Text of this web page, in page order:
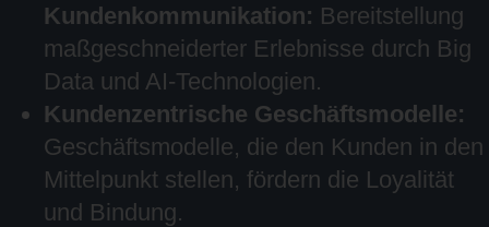
Kundenkommunikation: Bereitstellung
maßgeschneiderter Erlebnisse durch Big
Data und AI-Technologien.
Kundenzentrische Geschäftsmodelle:
Geschäftsmodelle, die den Kunden in den
Mittelpunkt stellen, fördern die Loyalität
und Bindung.